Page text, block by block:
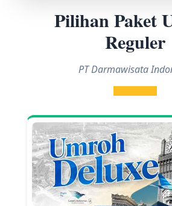
Pilihan Paket
Reguler
PT Darmawisata